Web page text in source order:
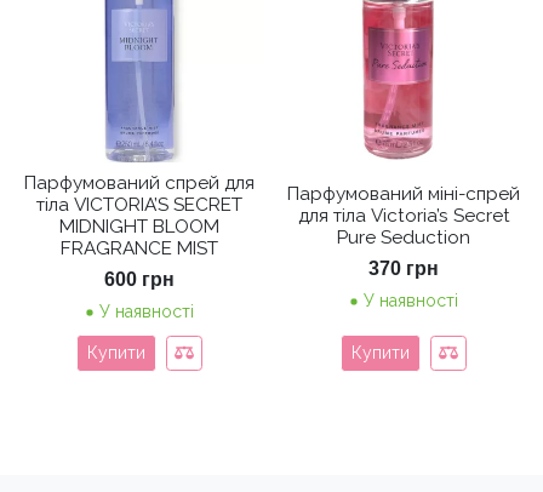
Парфумований спрей для
тіла VICTORIA’S SECRET
MIDNIGHT BLOOM
FRAGRANCE MIST
600 грн
У наявності
Купити
Парфумований міні-спрей
для тіла Victoria’s Secret
Pure Seduction
370 грн
У наявності
Купити